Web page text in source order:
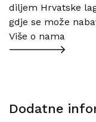
diljem Hrvatske
gdje se može
Više o nama
Dodatne